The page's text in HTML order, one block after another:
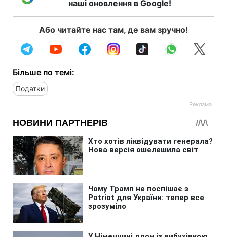
наші оновлення в Google!
Або читайте нас там, де вам зручно!
Більше по темі:
Податки